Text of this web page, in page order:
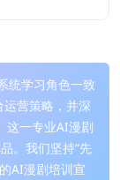
统学习角色一致
营策略，并深
这一专业AI漫剧
。我们坚持“先
AI漫剧培训宣